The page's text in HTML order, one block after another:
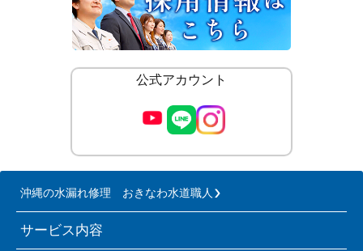
公式アカウント
沖縄の水漏れ修理 おきなわ水道職人
サービス内容